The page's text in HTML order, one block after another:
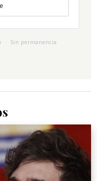
· Sin permanencia